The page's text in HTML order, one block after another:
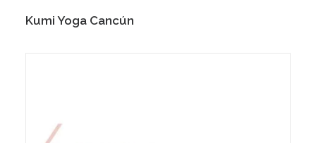
Kumi Yoga Cancún